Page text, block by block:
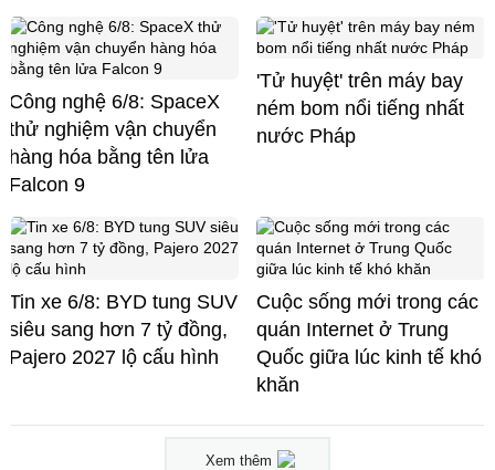
Công nghệ 6/8: SpaceX
thử nghiệm vận chuyển
hàng hóa bằng tên lửa
Falcon 9
'Tử huyệt' trên máy bay
ném bom nổi tiếng nhất
nước Pháp
Tin xe 6/8: BYD tung SUV
siêu sang hơn 7 tỷ đồng,
Pajero 2027 lộ cấu hình
Cuộc sống mới trong các
quán Internet ở Trung
Quốc giữa lúc kinh tế khó
khăn
Xem thêm